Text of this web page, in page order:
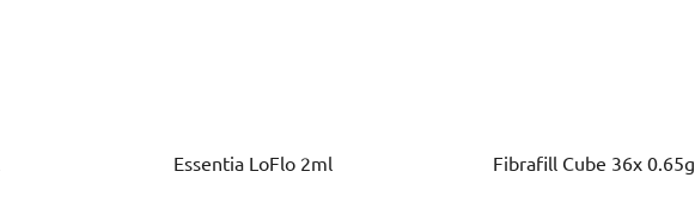
Essentia LoFlo 2ml Fibrafill Cube 36x 0.65g